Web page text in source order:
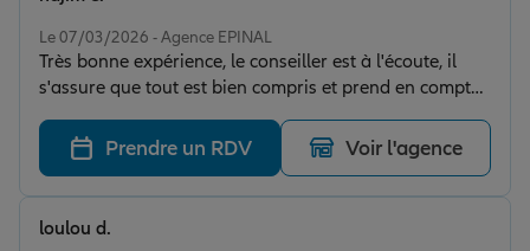
des solutions. C’est rassurant d’avoir une agence aussi
disponible et humaine. Je recommande fortement cette
agence, qui mérite vraiment d’être reconnue pour son
sérieux et la qualité de son service.
Le 07/03/2026 - Agence EPINAL
Très bonne expérience, le conseiller est à l'écoute, il
s'assure que tout est bien compris et prend en compte
chaque détails ! Je recommande vraiment cette agence
! Merci à vousPrendre un RDV Voir l'agence
loulou d.